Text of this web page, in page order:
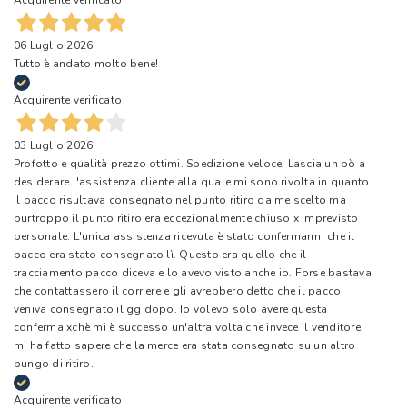
06 Luglio 2026
Tutto è andato molto bene!
Acquirente verificato
03 Luglio 2026
Profotto e qualità prezzo ottimi. Spedizione veloce. Lascia un pò a
desiderare l'assistenza cliente alla quale mi sono rivolta in quanto
il pacco risultava consegnato nel punto ritiro da me scelto ma
purtroppo il punto ritiro era eccezionalmente chiuso x imprevisto
personale. L'unica assistenza ricevuta è stato confermarmi che il
pacco era stato consegnato lì. Questo era quello che il
tracciamento pacco diceva e lo avevo visto anche io. Forse bastava
che contattassero il corriere e gli avrebbero detto che il pacco
veniva consegnato il gg dopo. Io volevo solo avere questa
conferma xchè mi è successo un'altra volta che invece il venditore
mi ha fatto sapere che la merce era stata consegnato su un altro
pungo di ritiro.
Acquirente verificato